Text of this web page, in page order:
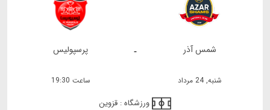
- شمس آذر پرسپولیس
شنبه, 24 مرداد ساعت 19:30
ورزشگاه : قزوین